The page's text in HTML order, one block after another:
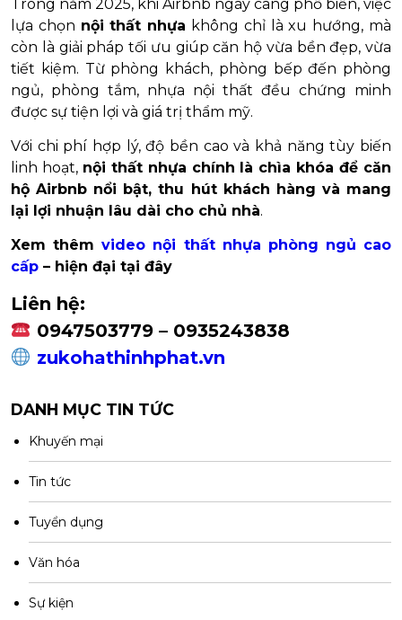
Trong năm 2025, khi Airbnb ngày càng phổ biến, việc
lựa chọn nội thất nhựa không chỉ là xu hướng, mà
còn là giải pháp tối ưu giúp căn hộ vừa bền đẹp, vừa
tiết kiệm. Từ phòng khách, phòng bếp đến phòng
ngủ, phòng tắm, nhựa nội thất đều chứng minh
được sự tiện lợi và giá trị thẩm mỹ.
Với chi phí hợp lý, độ bền cao và khả năng tùy biến
linh hoạt, nội thất nhựa chính là chìa khóa để căn
hộ Airbnb nổi bật, thu hút khách hàng và mang
lại lợi nhuận lâu dài cho chủ nhà.
Xem thêmvideo nội thất nhựa phòng ngủ cao
cấp – hiện đại tại đây
Liên hệ:
0947503779 – 0935243838
zukohathinhphat.vn
DANH MỤC TIN TỨC
Khuyến mại
Tin tức
Tuyển dụng
Văn hóa
Sự kiện